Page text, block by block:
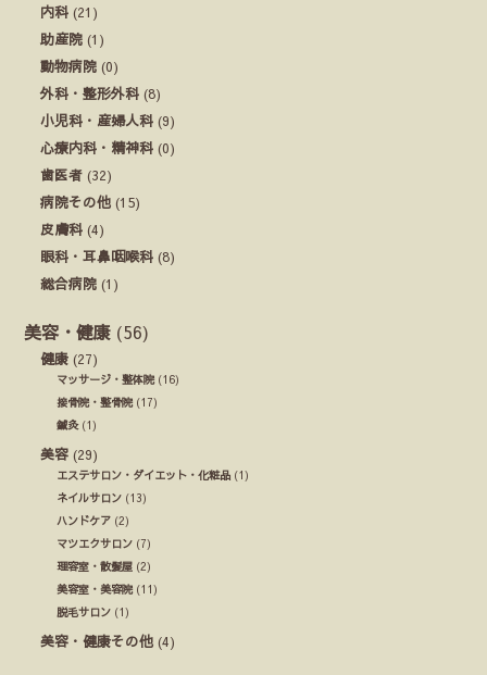
内科 (21)
助産院 (1)
動物病院 (0)
外科・整形外科 (8)
小児科・産婦人科 (9)
心療内科・精神科 (0)
歯医者 (32)
病院その他 (15)
皮膚科 (4)
眼科・耳鼻咽喉科 (8)
総合病院 (1)
美容・健康 (56)
健康 (27)
マッサージ・整体院(16)
接骨院・整骨院(17)
鍼灸(1)
美容 (29)
エステサロン・ダイエット・化粧品 (1)
ネイルサロン (13)
ハンドケア (2)
マツエクサロン (7)
理容室・散髪屋 (2)
美容室・美容院(11)
脱毛サロン (1)
美容・健康その他 (4)